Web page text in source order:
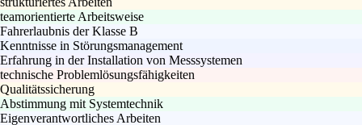
teamorientierte Arbeitsweise
Fahrerlaubnis der Klasse B
Kenntnisse in Störungsmanagement
Erfahrung in der Installation von Messsystemen
technische Problemlösungsfähigkeiten
Qualitätssicherung
Abstimmung mit Systemtechnik
Eigenverantwortliches Arbeiten